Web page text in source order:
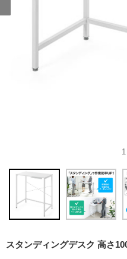
スタンディングデスク 高さ